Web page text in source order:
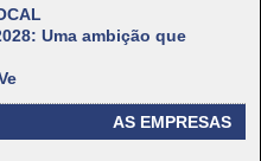
Uma ambição que
AS EMPRESAS